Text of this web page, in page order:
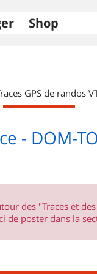
Shop
GPS de randos
- DOM-
des "Traces et
de poster dans la